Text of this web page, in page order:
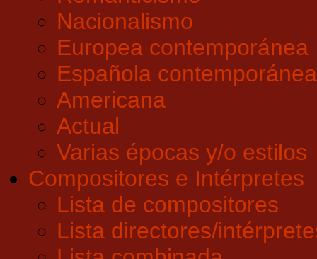
Nacionalismo
Europea contemporánea
Española contemporánea
Americana
Actual
Varias épocas y/o estilos
Compositores e Intérpretes
Lista de compositores
Lista directores/